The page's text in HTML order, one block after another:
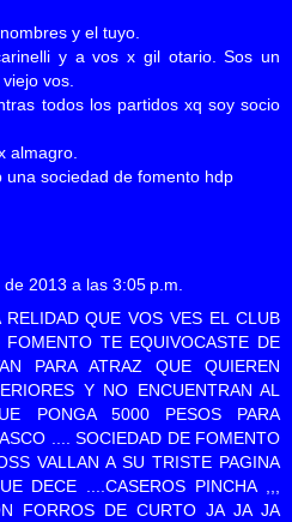
y el tuyo.
y a vos x gil otario. Sos un
vos.
todos los partidos xq soy socio
almagro.
una sociedad de fomento hdp
2013 a las 3:05 p.m.
QUE VOS VES EL CLUB
TE EQUIVOCASTE DE
PARA ATRAZ QUE QUIEREN
Y NO ENCUENTRAN AL
PONGA 5000 PESOS PARA
.... SOCIEDAD DE FOMENTO
VALLAN A SU TRISTE PAGINA
DECE ....CASEROS PINCHA ,,,
FORROS DE CURTO JA JA JA